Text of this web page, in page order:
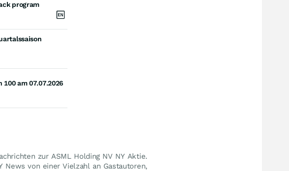
program
am 07.07.2026
zur ASML Holding NV NY Aktie.
von einer Vielzahl an Gastautoren,